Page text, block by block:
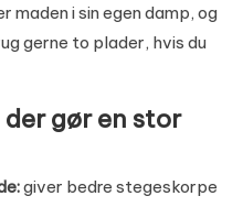
i sin egen damp, og
gerne to plader, hvis du
gør en stor
giver bedre stegeskorpe